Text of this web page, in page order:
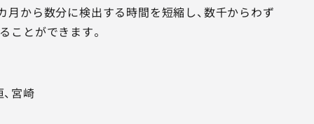
から数分に検出する時間を短縮し、数千からわず
ことができます。
宮崎